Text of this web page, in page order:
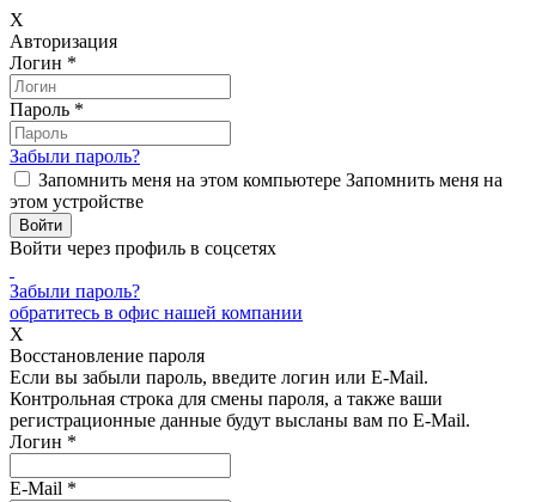
X
Авторизация
Логин *
Пароль *
Забыли пароль?
Запомнить меня на этом компьютере Запомнить меня на
этом устройстве
Войти через профиль в соцсетях
Забыли пароль?
обратитесь в офис нашей компании
X
Восстановление пароля
Если вы забыли пароль, введите логин или E-Mail.
Контрольная строка для смены пароля, а также ваши
регистрационные данные будут высланы вам по E-Mail.
Логин *
E-Mail *